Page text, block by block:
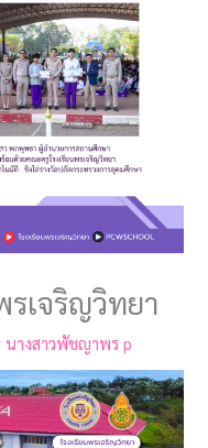
รเจริญวิทยา
นางสาวพัชญาพร p